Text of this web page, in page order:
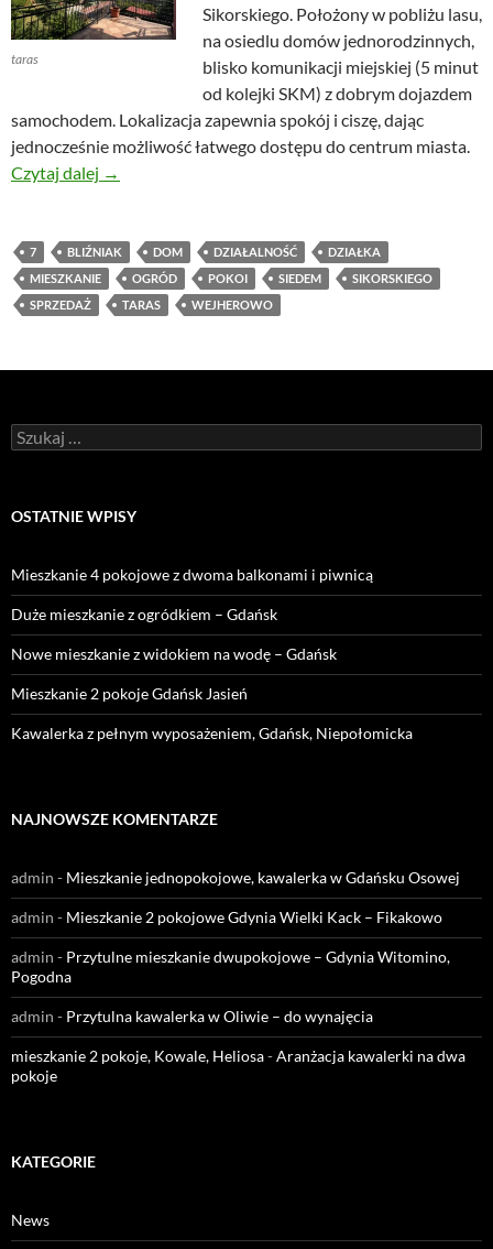
taras
Sikorskiego. Położony w pobliżu lasu,
na osiedlu domów jednorodzinnych,
blisko komunikacji miejskiej (5 minut
od kolejki SKM) z dobrym dojazdem
samochodem. Lokalizacja zapewnia spokój i ciszę, dając
jednocześnie możliwość łatwego dostępu do centrum miasta.
Czytaj dalej Dom bliźniak w Wejherowie, Sikorskiego – dla
→
7 BLIŹNIAK DOM DZIAŁALNOŚĆ
DZIAŁKA
MIESZKANIE
OGRÓD POKOI SIEDEM
SIKORSKIEGO
SPRZEDAŻ
TARAS WEJHEROWO
Szukaj:
OSTATNIE WPISY
Mieszkanie 4 pokojowe z dwoma balkonami i piwnicą
Duże mieszkanie z ogródkiem – Gdańsk
Nowe mieszkanie z widokiem na wodę – Gdańsk
Mieszkanie 2 pokoje Gdańsk Jasień
Kawalerka z pełnym wyposażeniem, Gdańsk, Niepołomicka
NAJNOWSZE KOMENTARZE
admin - Mieszkanie jednopokojowe, kawalerka w Gdańsku Osowej
admin - Mieszkanie 2 pokojowe Gdynia Wielki Kack – Fikakowo
admin - Przytulne mieszkanie dwupokojowe – Gdynia Witomino,
Pogodna
admin - Przytulna kawalerka w Oliwie – do wynajęcia
mieszkanie 2 pokoje, Kowale, Heliosa-Aranżacja kawalerki na dwa
pokoje
KATEGORIE
News